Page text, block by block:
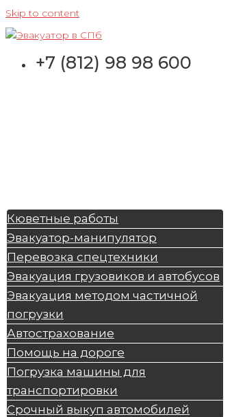
Skip to content
+7 (812) 98 98 600
Кюветные работы
Эвакуатор-манипулятор
Перевозка спецтехники
Эвакуация грузовиков и автобусов
Эвакуация методом частичной
погрузки
Автострахование
Помощь на дороге
Погрузка машины для
транспортировки
Срочный выкуп автомобилей